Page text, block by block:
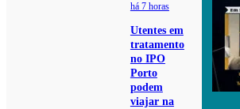
há 7 horas
Utentes em
tratamento
no IPO
Porto
podem
viajar na